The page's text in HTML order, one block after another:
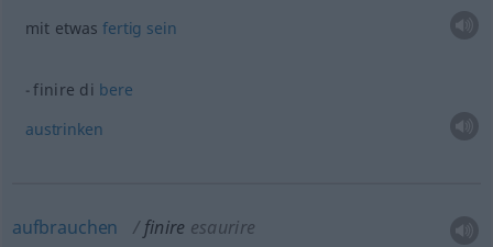
mit etwas fertig sein
finire di bere
austrinken
aufbrauchen finire esaurire